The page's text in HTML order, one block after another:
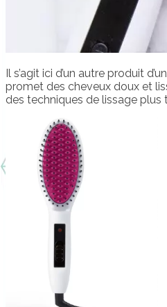
Il s’agit ici d’un autre produit
promet des cheveux doux et
des techniques de lissage plus